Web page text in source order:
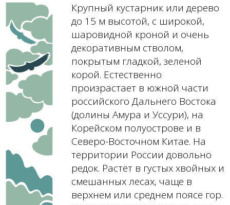
Крупный кустарник или дерево
до 15 м высотой, с широкой,
шаровидной кроной и очень
декоративным стволом,
покрытым гладкой, зеленой
корой. Естественно
произрастает в южной части
российского Дальнего Востока
(долины Амура и Уссури), на
Корейском полуострове и в
Северо-Восточном Китае. На
территории России довольно
редок. Растёт в густых хвойных и
смешанных лесах, чаще в
верхнем или среднем поясе гор.